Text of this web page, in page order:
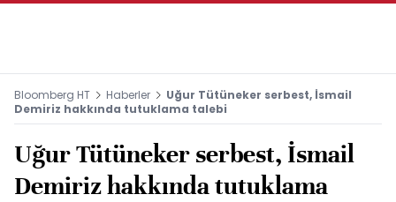
Bloomberg HT Haberler
Uğur Tütüneker serbest, İsmail
Demiriz hakkında tutuklama talebi
Uğur Tütüneker serbest, İsmail
Demiriz hakkında tutuklama